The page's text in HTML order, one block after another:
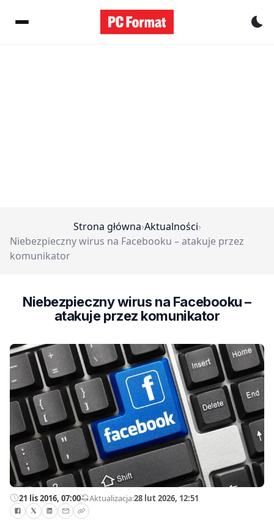
Strona główna›Aktualności›
Niebezpieczny wirus na Facebooku – atakuje przez
komunikator
Niebezpieczny wirus na Facebooku –
atakuje przez komunikator
21 lis 2016, 07:00—Aktualizacja:28 lut 2026, 12:51